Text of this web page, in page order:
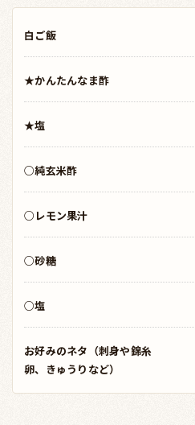
白ご飯
★かんたんなま酢
★塩
○純玄米酢
○レモン果汁
○砂糖
○塩
お好みのネタ（刺身や錦糸
卵、きゅうりなど）